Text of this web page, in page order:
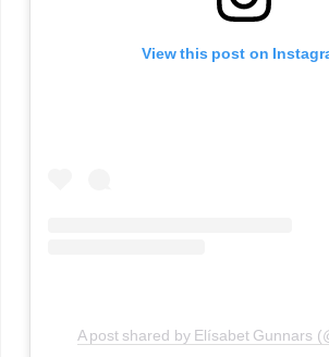
View this post on
A post shared by Elísabet Gunnars